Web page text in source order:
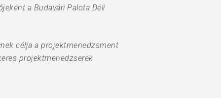
a Budavári Palota Déli
célja a projektmenedzsment
projektmenedzserek